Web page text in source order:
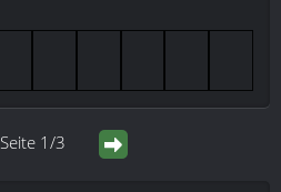
Seite 1/3